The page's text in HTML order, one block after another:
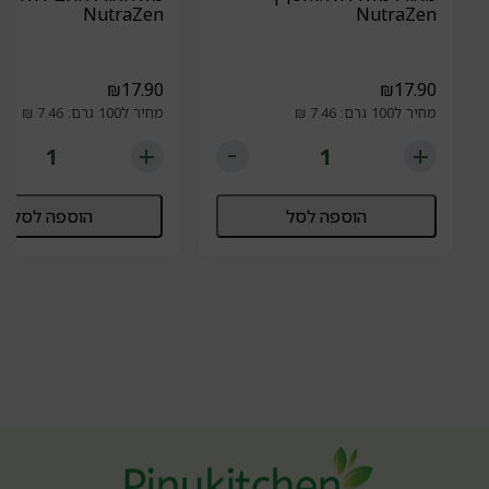
NutraZen
₪17.90
מחיר ל100 גרם: 7.46 ₪
הוספה לסל
NutraZen
₪17.90
מחיר ל100 גרם: 7.46 ₪
הוספה לסל